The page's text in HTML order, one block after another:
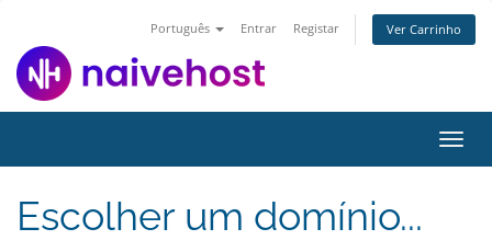
Português Entrar Registar Ver Carrinho
Escolher um domínio...